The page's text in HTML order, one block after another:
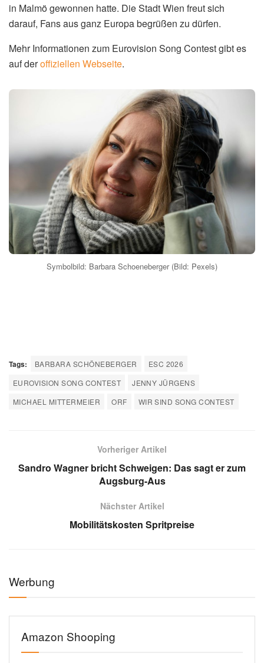
in Malmö gewonnen hatte. Die Stadt Wien freut sich
darauf, Fans aus ganz Europa begrüßen zu dürfen.
Mehr Informationen zum Eurovision Song Contest gibt es
auf deroffiziellen Webseite.
Symbolbild: Barbara Schoeneberger (Bild: Pexels)
Tags: BARBARA SCHÖNEBERGER
ESC 2026
EUROVISION SONG CONTEST
JENNY JÜRGENS
MICHAEL MITTERMEIER
ORF WIR SIND SONG CONTEST
Vorheriger Artikel
Sandro Wagner bricht Schweigen: Das sagt er zum
Augsburg-Aus
Nächster Artikel
Mobilitätskosten Spritpreise
Werbung
Amazon Shooping